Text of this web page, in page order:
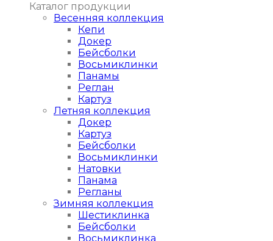
Каталог продукции
Весенняя коллекция
Кепи
Докер
Бейсболки
Восьмиклинки
Панамы
Реглан
Картуз
Летняя коллекция
Докер
Картуз
Бейсболки
Восьмиклинки
Натовки
Панама
Регланы
Зимняя коллекция
Шестиклинка
Бейсболки
Восьмиклинка